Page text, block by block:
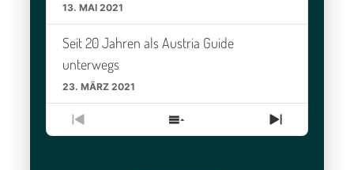
13. MAI 2021
Seit 20 Jahren als Austria Guide
unterwegs
23. MÄRZ 2021
Vorherige
Episode
Episodenliste
anzeigen
Nächste
Episode